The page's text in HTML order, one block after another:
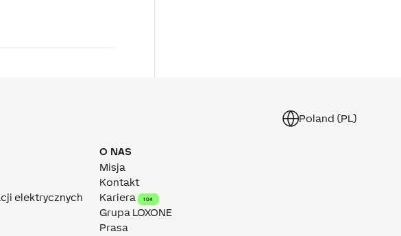
Poland (PL)
elektrycznych
O NAS
Misja
Kontakt
Kariera
104
Grupa LOXONE
Prasa